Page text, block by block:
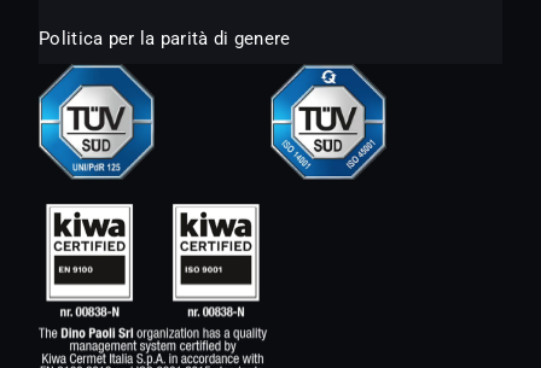
Politica per la parità di genere